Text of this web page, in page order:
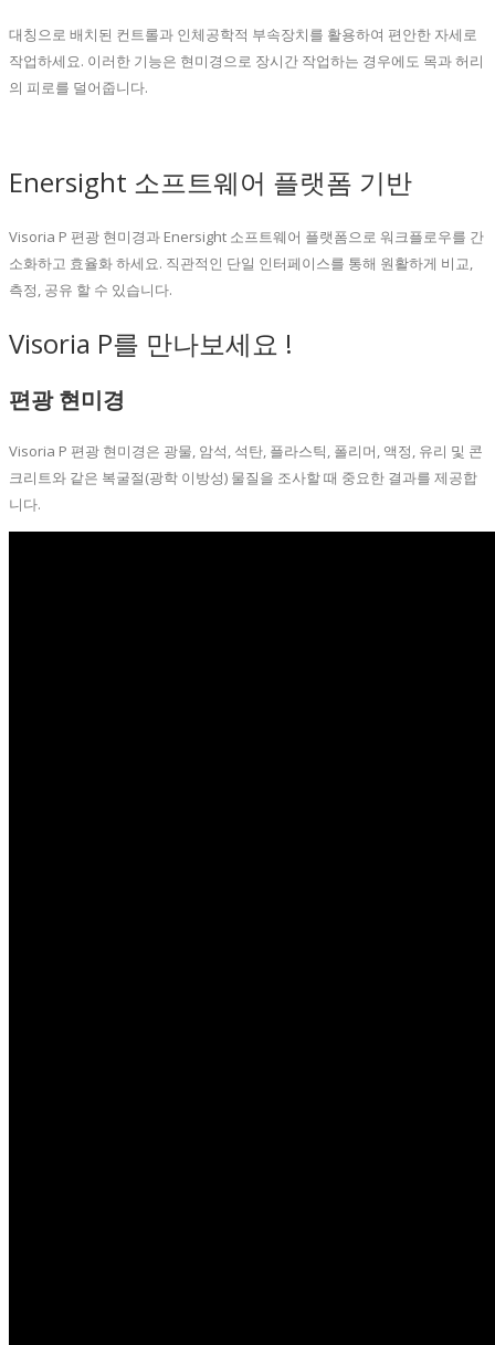
대칭으로 배치된 컨트롤과 인체공학적 부속장치를 활용하여 편안한 자세로
작업하세요. 이러한 기능은 현미경으로 장시간 작업하는 경우에도 목과 허리
의 피로를 덜어줍니다.
Enersight 소프트웨어 플랫폼 기반
Visoria P 편광 현미경과 Enersight 소프트웨어 플랫폼으로 워크플로우를 간
소화하고 효율화 하세요. 직관적인 단일 인터페이스를 통해 원활하게 비교,
측정, 공유 할 수 있습니다.
Visoria P를 만나보세요 !
편광 현미경
Visoria P 편광 현미경은 광물, 암석, 석탄, 플라스틱, 폴리머, 액정, 유리 및 콘
크리트와 같은 복굴절(광학 이방성) 물질을 조사할 때 중요한 결과를 제공합
니다.